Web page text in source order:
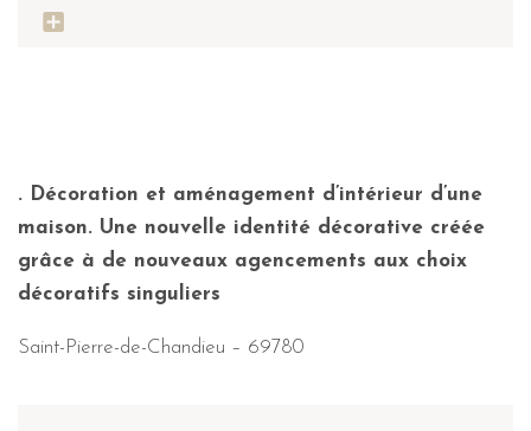
. Décoration et aménagement d’intérieur d’une
maison. Une nouvelle identité décorative créée
grâce à de nouveaux agencements aux choix
décoratifs singuliers
Saint-Pierre-de-Chandieu – 69780